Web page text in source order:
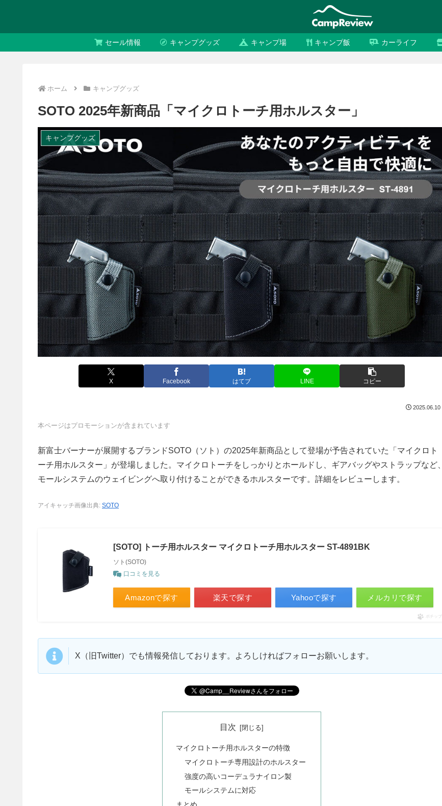
セール情報 キャンプグッズ キャンプ場 キャンプ飯 カーライフ
ホーム キャンプグッズ
SOTO 2025年新商品「マイクロトーチ用ホルスター」
キャンプグッズ
X Facebook はてブ LINE コピー
2025.06.10
本ページはプロモーションが含まれています
新富士バーナーが展開するブランドSOTO（ソト）の2025年新商品として登場が予告されていた「マイクロト
ーチ用ホルスター」が登場しました。マイクロトーチをしっかりとホールドし、ギアバッグやストラップなど、
モールシステムのウェイビングへ取り付けることができるホルスターです。詳細をレビューします。
アイキャッチ画像出典: SOTO
[SOTO] トーチ用ホルスター マイクロトーチ用ホルスター ST-4891BK
ソト(SOTO)
口コミを見る
Amazonで探す 楽天で探す Yahooで探す メルカリで探す
ポチップ
X（旧Twitter）でも情報発信しております。よろしければフォローお願いします。
目次
マイクロトーチ用ホルスターの特徴
マイクロトーチ専用設計のホルスター
強度の高いコーデュラナイロン製
モールシステムに対応